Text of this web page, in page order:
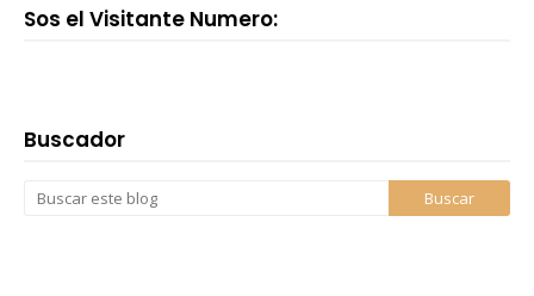
Sos el Visitante Numero:
Buscador